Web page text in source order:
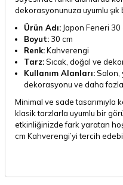
dekorasyonunuza uyumlu
Ürün Adı: Japon Feneri
Boyut: 30 cm
Renk:Kahverengi
Tarz:Sıcak, doğal ve
Kullanım Alanları:Salon,
dekorasyonu ve daha
Minimal ve sade tasarımıyla
klasik tarzlarla uyumlu bir
etkinliğinizde fark yaratan
cm Kahverengi’yi tercih